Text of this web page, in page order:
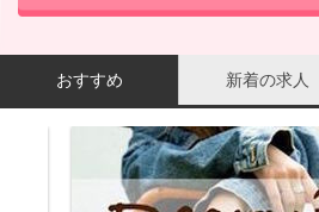
おすすめ 新着の求人